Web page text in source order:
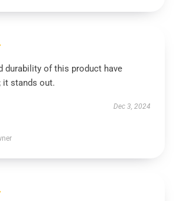
durability of this product have
it stands out.
Dec 3, 2024